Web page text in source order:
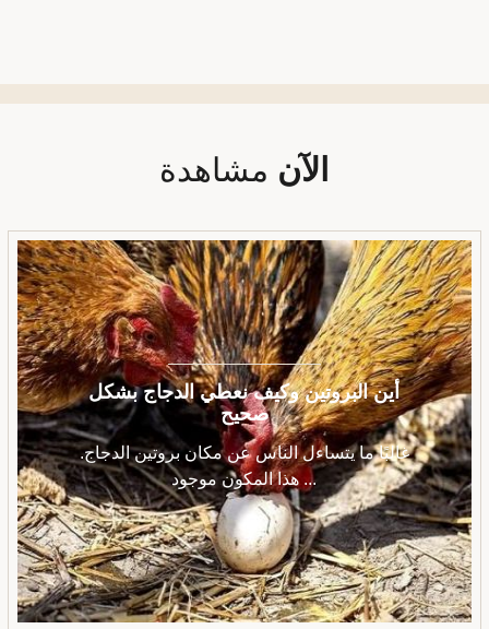
الآن مشاهدة
أين البروتين وكيف نعطي الدجاج بشكل
صحيح
غالبًا ما يتساءل الناس عن مكان بروتين الدجاج.
هذا المكون موجود ...